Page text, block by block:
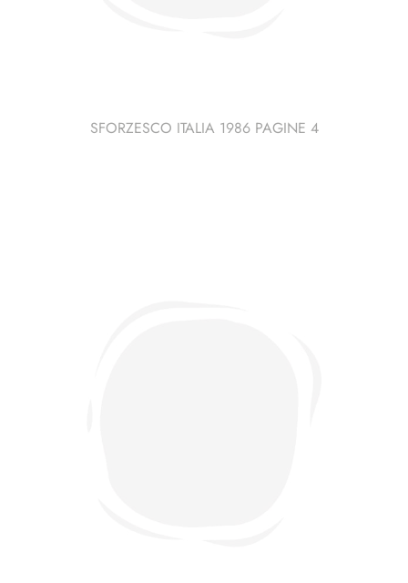
SFORZESCO ITALIA 1986 PAGINE 4